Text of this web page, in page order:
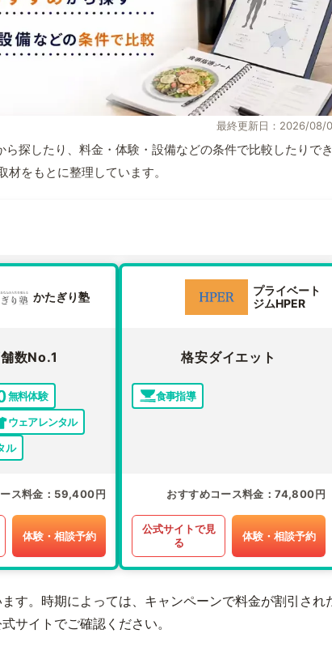
最終更新日：2026/08/
探したり、料金・体験・設備などの条件で比較したりで
をもとに整理しています。
かたぎり塾
数No.1
無料体験
ウェアレンタル
ル
ス料金 59,400円
体験・相談予約
プライベート
ジムHPER
格安ダイエット
食事指導
おすすめコース料金 74,800円
公式サイトで見
る
体験・相談予約
す。時期によっては、キャンペーンで料金が割引され
サイトでご確認ください。